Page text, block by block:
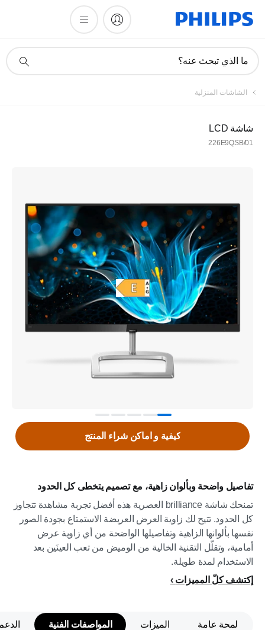
دعم
ما الذي تبحث عنه؟
تسجيل
الشاشات المنزلية
شاشة LCD
226E9QSB/01
تفاصيل واضحة وبألوان زاهية، مع تصميم يتخطى كل الحدود
تمنحك شاشة brilliance العصرية هذه أفضل تجربة مشاهدة تتجاوز
كل الحدود. تتيح لك زاوية العرض العريضة الاستمتاع بجودة الصور
نفسها بألوانها الزاهية وتفاصيلها الواضحة من أي زاوية عرض
أمامية، وتقلّل التقنية الخالية من الوميض من تعب العينَين بعد
الاستخدام لمدة طويلة.
إكتشف كلّ المميزات
كيفية و اماكن شراء المنتج
لمحة عامة الميزات المواصفات الفنية